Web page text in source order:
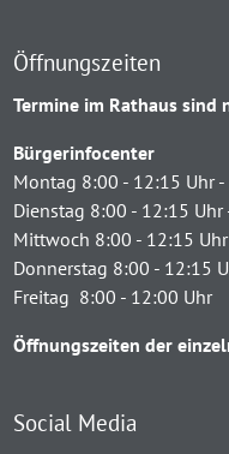
Öffnungszeiten
Termine im Rathaus sind
Bürgerinfocenter
Montag 8:00 - 12:15 Uhr
Dienstag 8:00 - 12:15
Mittwoch 8:00 - 12:15
Donnerstag 8:00 - 12:15
Freitag 8:00 - 12:00 Uhr
Öffnungszeiten der
Social Media